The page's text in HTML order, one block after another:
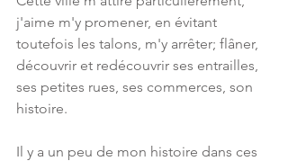
j'aime m'y promener, en évitant
toutefois les talons, m'y arrêter; flâner,
découvrir et redécouvrir ses entrailles,
ses petites rues, ses commerces, son
histoire.
Il y a un peu de mon histoire dans ces